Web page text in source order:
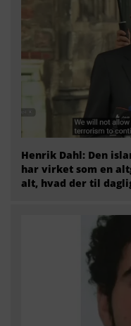
Henrik Dahl: Den
har virket som en
alt, hvad der til